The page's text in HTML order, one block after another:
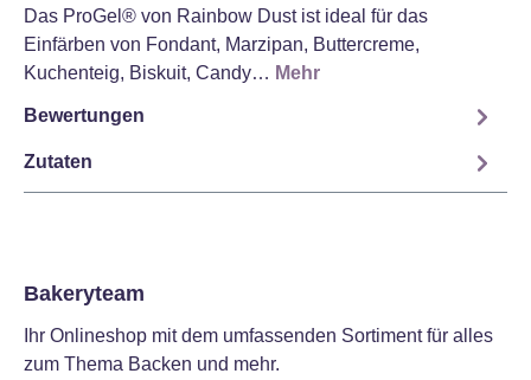
Das ProGel® von Rainbow Dust ist ideal für das
Einfärben von Fondant, Marzipan, Buttercreme,
Kuchenteig, Biskuit, Candy… Mehr
Bewertungen
Zutaten
Bakeryteam
Ihr Onlineshop mit dem umfassenden Sortiment für alles
zum Thema Backen und mehr.